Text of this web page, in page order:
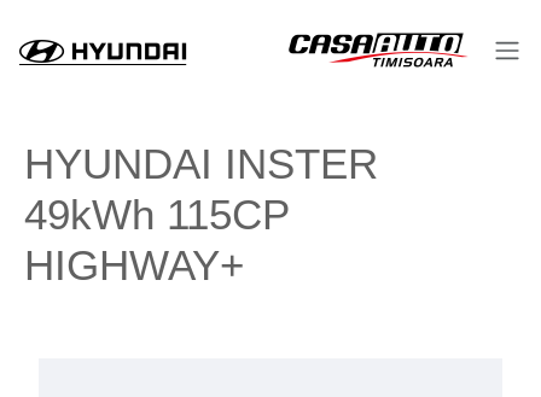
HYUNDAI INSTER
49kWh 115CP
HIGHWAY+